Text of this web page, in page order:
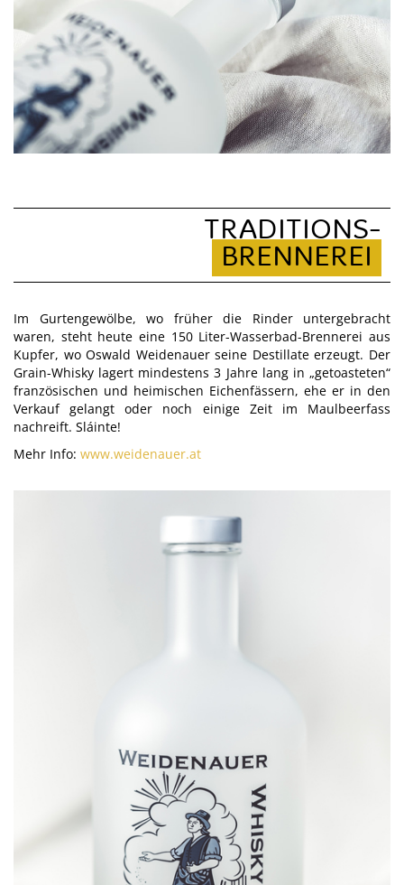
TRADITIONS-
BRENNEREI
Im Gurtengewölbe, wo früher die Rinder untergebracht
waren, steht heute eine 150 Liter-Wasserbad-Brennerei aus
Kupfer, wo Oswald Weidenauer seine Destillate erzeugt. Der
Grain-Whisky lagert mindestens 3 Jahre lang in „getoasteten“
französischen und heimischen Eichenfässern, ehe er in den
Verkauf gelangt oder noch einige Zeit im Maulbeerfass
nachreift. Sláinte!
Mehr Info: www.weidenauer.at